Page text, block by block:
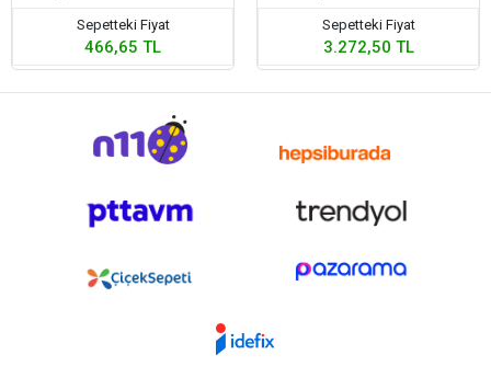
Sepetteki Fiyat
466,65 TL
Sepetteki Fiyat
3.272,50 TL